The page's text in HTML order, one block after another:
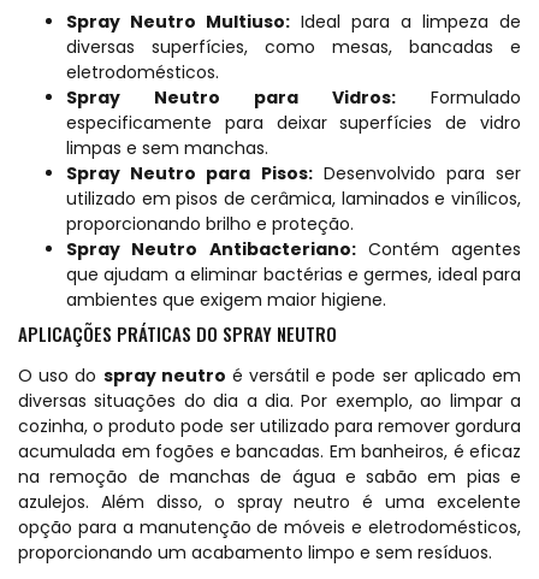
Spray Neutro Multiuso: Ideal para a limpeza de
diversas superfícies, como mesas, bancadas e
eletrodomésticos.
Spray Neutro para Vidros: Formulado
especificamente para deixar superfícies de vidro
limpas e sem manchas.
Spray Neutro para Pisos:Desenvolvido para ser
utilizado em pisos de cerâmica, laminados e vinílicos,
proporcionando brilho e proteção.
Spray Neutro Antibacteriano:Contém agentes
que ajudam a eliminar bactérias e germes, ideal para
ambientes que exigem maior higiene.
APLICAÇÕES PRÁTICAS DO SPRAY NEUTRO
O uso do spray neutro é versátil e pode ser aplicado em
diversas situações do dia a dia. Por exemplo, ao limpar a
cozinha, o produto pode ser utilizado para remover gordura
acumulada em fogões e bancadas. Em banheiros, é eficaz
na remoção de manchas de água e sabão em pias e
azulejos. Além disso, o spray neutro é uma excelente
opção para a manutenção de móveis e eletrodomésticos,
proporcionando um acabamento limpo e sem resíduos.